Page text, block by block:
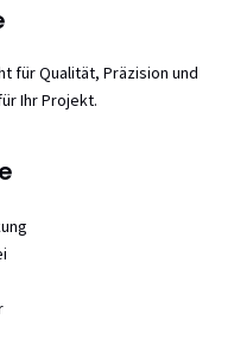
für Qualität, Präzision und
Ihr Projekt.